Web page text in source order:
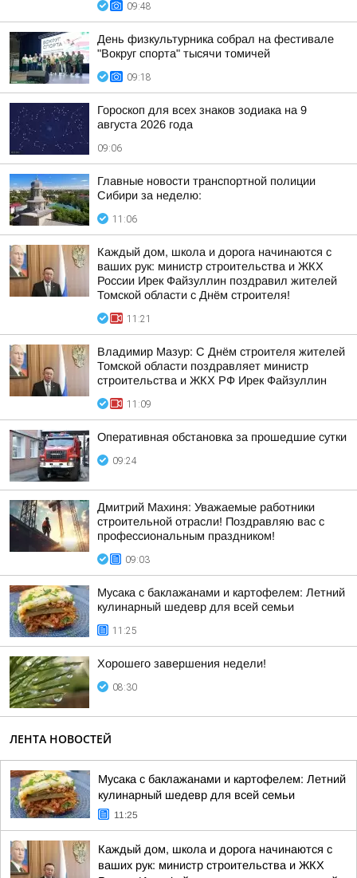
09:48
День физкультурника собрал на фестивале
"Вокруг спорта" тысячи томичей
09:18
Гороскоп для всех знаков зодиака на 9
августа 2026 года
09:06
Главные новости транспортной полиции
Сибири за неделю:
11:06
Каждый дом, школа и дорога начинаются с
ваших рук: министр строительства и ЖКХ
России Ирек Файзуллин поздравил жителей
Томской области с Днём строителя!
11:21
Владимир Мазур: С Днём строителя жителей
Томской области поздравляет министр
строительства и ЖКХ РФ Ирек Файзуллин
11:09
Оперативная обстановка за прошедшие сутки
09:24
Дмитрий Махиня: Уважаемые работники
строительной отрасли! Поздравляю вас с
профессиональным праздником!
09:03
Мусака с баклажанами и картофелем: Летний
кулинарный шедевр для всей семьи
11:25
Хорошего завершения недели!
08:30
ЛЕНТА НОВОСТЕЙ
Мусака с баклажанами и картофелем: Летний
кулинарный шедевр для всей семьи
11:25
Каждый дом, школа и дорога начинаются с
ваших рук: министр строительства и ЖКХ